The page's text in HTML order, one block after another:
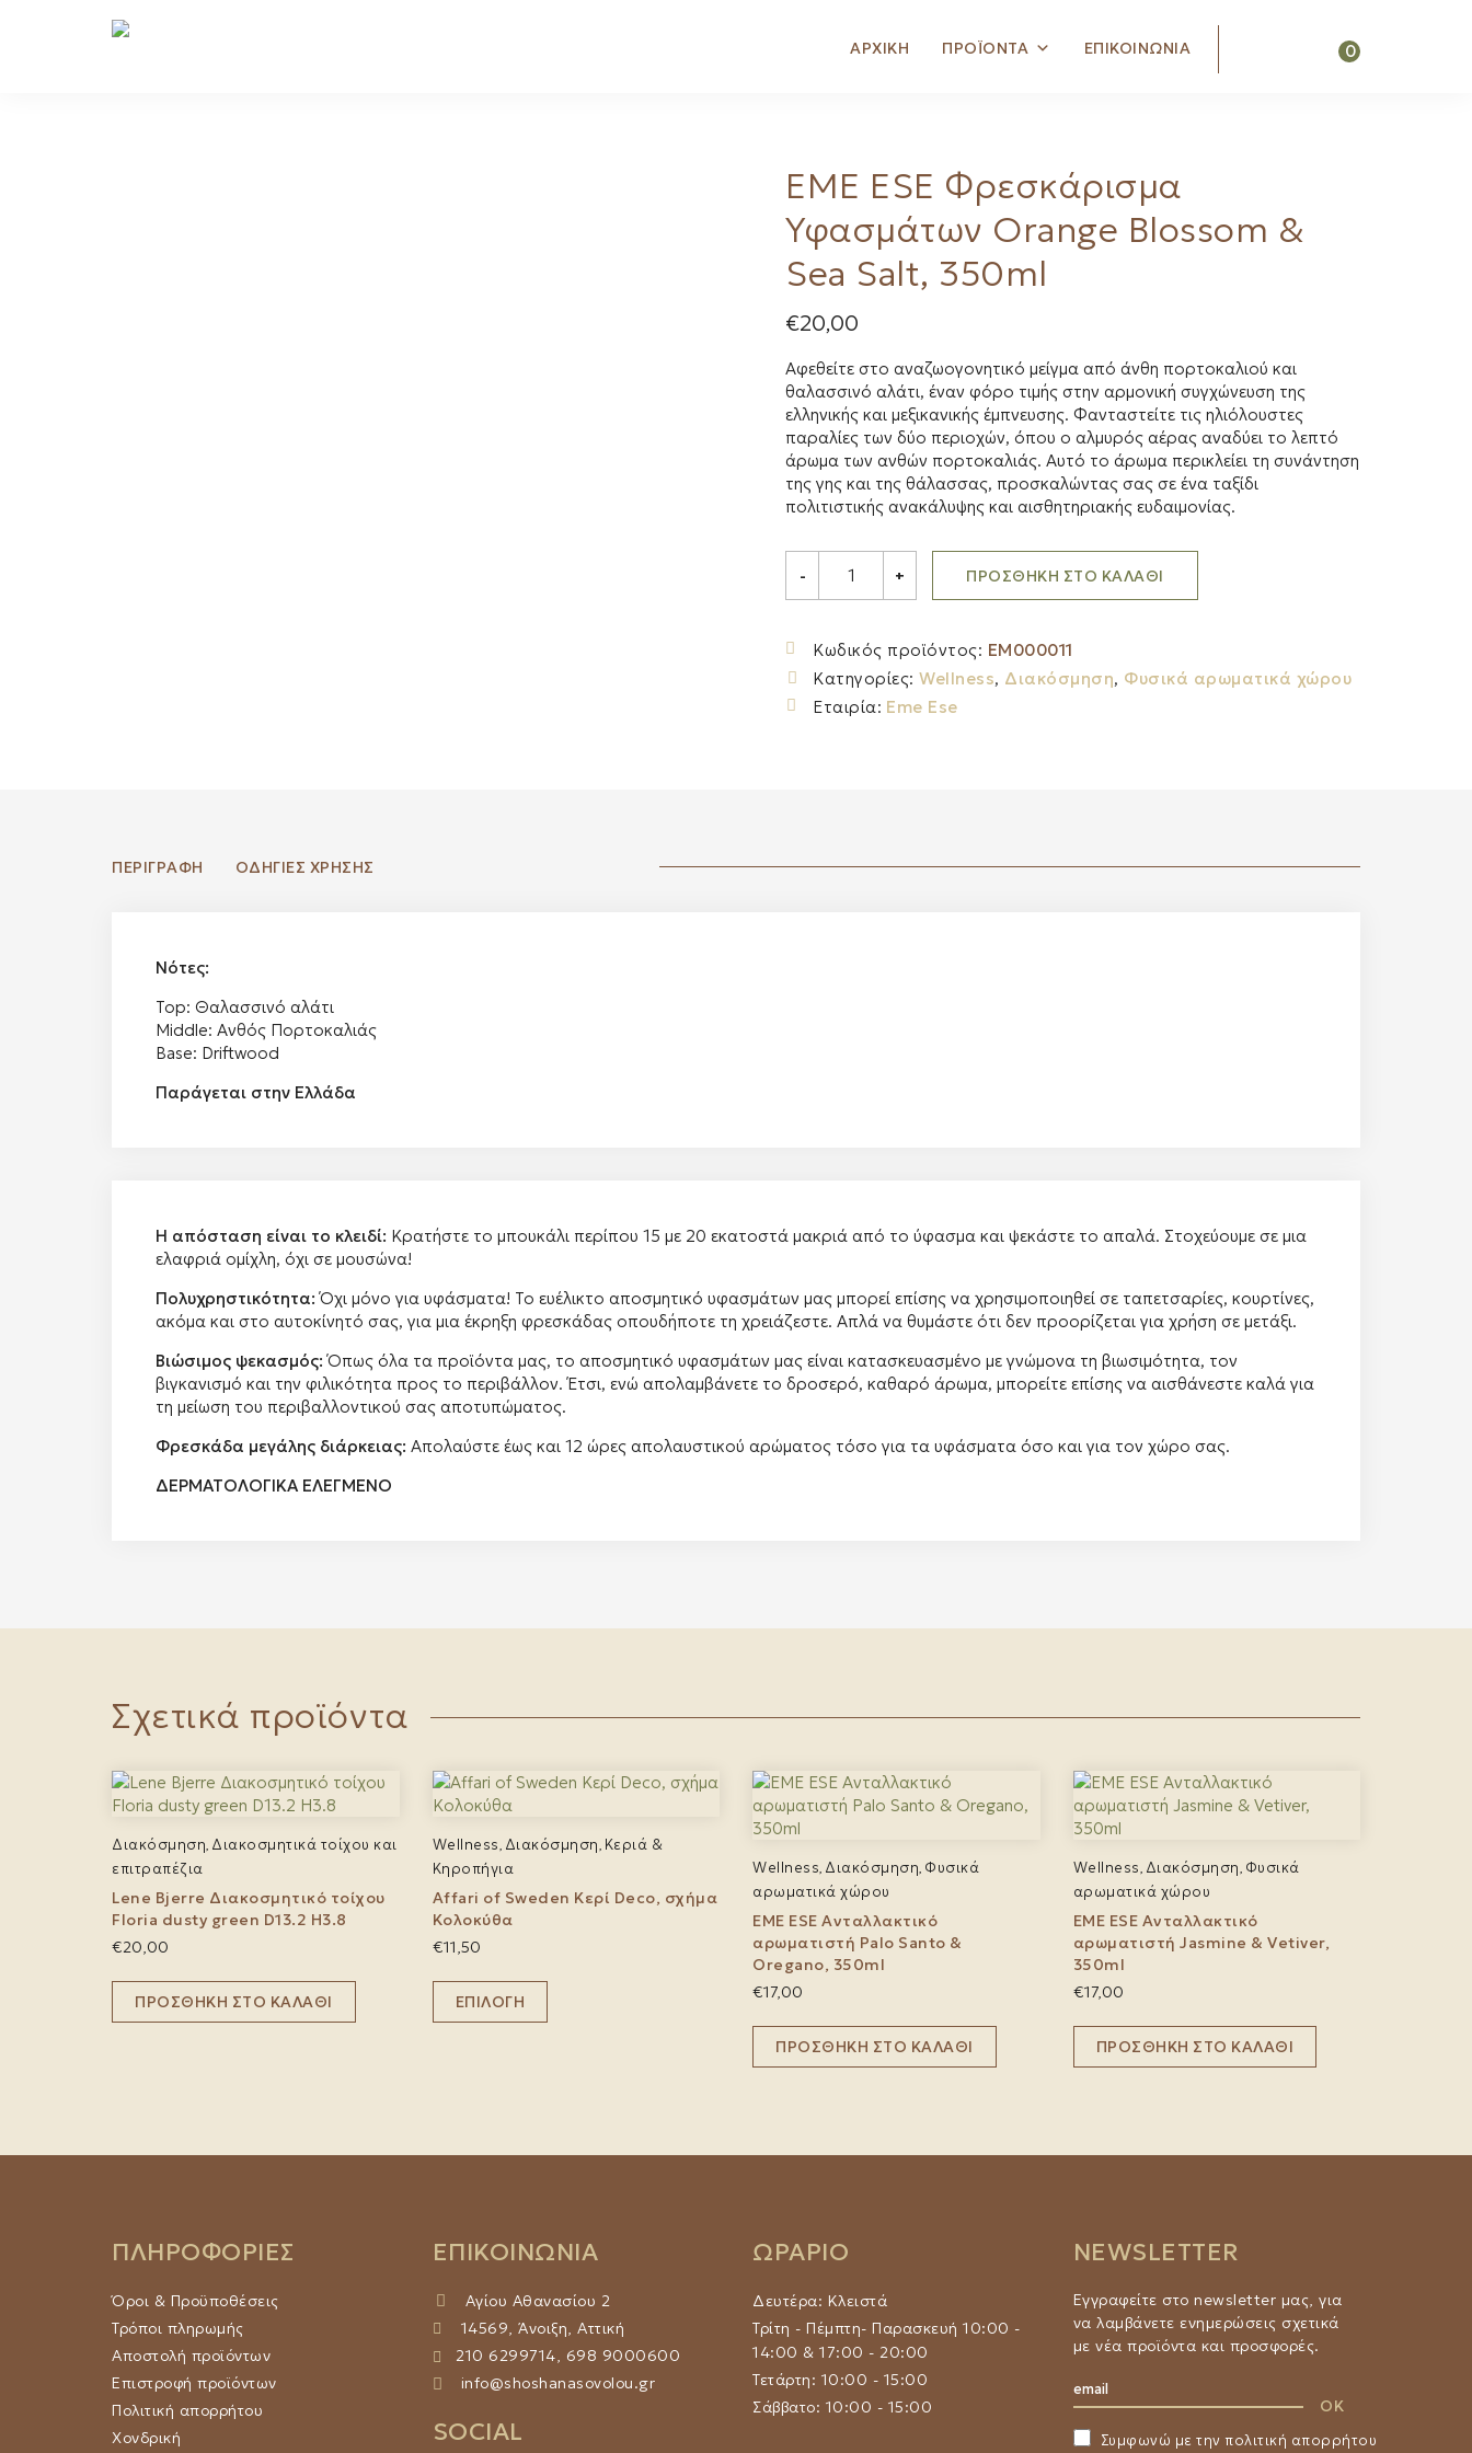
ΑΡΧΙΚΗ ΠΡΟΪΟΝΤΑ ΕΠΙΚΟΙΝΩΝΙΑ
Search
0
EME ESE Φρεσκάρισμα
Υφασμάτων Orange Blossom &
Sea Salt, 350ml
€20,00
Αφεθείτε στο αναζωογονητικό μείγμα από άνθη πορτοκαλιού και
θαλασσινό αλάτι, έναν φόρο τιμής στην αρμονική συγχώνευση της
ελληνικής και μεξικανικής έμπνευσης. Φανταστείτε τις ηλιόλουστες
παραλίες των δύο περιοχών, όπου ο αλμυρός αέρας αναδύει το λεπτό
άρωμα των ανθών πορτοκαλιάς. Αυτό το άρωμα περικλείει τη συνάντηση
της γης και της θάλασσας, προσκαλώντας σας σε ένα ταξίδι
πολιτιστικής ανακάλυψης και αισθητηριακής ευδαιμονίας.
ESE
Φρεσκάρισμα
Orange
&
Sea
- + ΠΡΟΣΘΉΚΗ ΣΤΟ ΚΑΛΆΘΙ
Κωδικός προϊόντος: EM000011
Κατηγορίες: Wellness, Διακόσμηση, Φυσικά αρωματικά χώρου
Εταιρία: Eme Ese
ΠΕΡΙΓΡΑΦΉ ΟΔΗΓΙΕΣ ΧΡΗΣΗΣ
Νότες:
Top: Θαλασσινό αλάτι
Middle: Ανθός Πορτοκαλιάς
Base: Driftwood
Παράγεται στην Ελλάδα
Η απόσταση είναι το κλειδί: Κρατήστε το μπουκάλι περίπου 15 με 20 εκατοστά μακριά από το ύφασμα και ψεκάστε το απαλά. Στοχεύουμε σε μια
ελαφριά ομίχλη, όχι σε μουσώνα!
Πολυχρηστικότητα: Όχι μόνο για υφάσματα! Το ευέλικτο αποσμητικό υφασμάτων μας μπορεί επίσης να χρησιμοποιηθεί σε ταπετσαρίες, κουρτίνες,
ακόμα και στο αυτοκίνητό σας, για μια έκρηξη φρεσκάδας οπουδήποτε τη χρειάζεστε. Απλά να θυμάστε ότι δεν προορίζεται για χρήση σε μετάξι.
Βιώσιμος ψεκασμός: Όπως όλα τα προϊόντα μας, το αποσμητικό υφασμάτων μας είναι κατασκευασμένο με γνώμονα τη βιωσιμότητα, τον
βιγκανισμό και την φιλικότητα προς το περιβάλλον. Έτσι, ενώ απολαμβάνετε το δροσερό, καθαρό άρωμα, μπορείτε επίσης να αισθάνεστε καλά για
τη μείωση του περιβαλλοντικού σας αποτυπώματος.
Φρεσκάδα μεγάλης διάρκειας: Απολαύστε έως και 12 ώρες απολαυστικού αρώματος τόσο για τα υφάσματα όσο και για τον χώρο σας.
ΔΕΡΜΑΤΟΛΟΓΙΚΑ ΕΛΕΓΜΕΝΟ
Σχετικά προϊόντα
Διακόσμηση, Διακοσμητικά τοίχου και
επιτραπέζια
Lene Bjerre Διακοσμητικό τοίχου
Floria dusty green D13.2 H3.8
€20,00
ΠΡΟΣΘΉΚΗ ΣΤΟ ΚΑΛΆΘΙ
Wellness, Διακόσμηση, Κεριά &
Κηροπήγια
Affari of Sweden Κερί Deco, σχήμα
Κολοκύθα
€11,50
ΕΠΙΛΟΓΉ
Αυτό
προϊόν
σελίδα
προϊόντος
Wellness, Διακόσμηση, Φυσικά
αρωματικά χώρου
EME ESE Ανταλλακτικό
αρωματιστή Palo Santo &
Oregano, 350ml
€17,00
ΠΡΟΣΘΉΚΗ ΣΤΟ ΚΑΛΆΘΙ
Wellness, Διακόσμηση, Φυσικά
αρωματικά χώρου
EME ESE Ανταλλακτικό
αρωματιστή Jasmine & Vetiver,
350ml
€17,00
ΠΡΟΣΘΉΚΗ ΣΤΟ ΚΑΛΆΘΙ
ΠΛΗΡΟΦΟΡΙΕΣ
Όροι & Προϋποθέσεις
Τρόποι πληρωμής
Αποστολή προϊόντων
Επιστροφή προϊόντων
Πολιτική απορρήτου
Χονδρική
ΕΠΙΚΟΙΝΩΝΙΑ
Αγίου Αθανασίου 2
14569, Άνοιξη, Αττική
210 6299714, 698 9000600
info@shoshanasovolou.gr
SOCIAL
ΩΡΑΡΙΟ
Δευτέρα: Κλειστά
Τρίτη - Πέμπτη- Παρασκευή 10:00 -
14:00 & 17:00 - 20:00
Τετάρτη: 10:00 - 15:00
Σάββατο: 10:00 - 15:00
NEWSLETTER
Εγγραφείτε στο newsletter μας, για
να λαμβάνετε ενημερώσεις σχετικά
με νέα προϊόντα και προσφορές.
Συμφωνώ με την πολιτική απορρήτου